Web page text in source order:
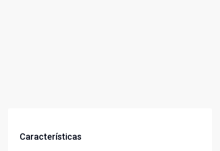
Características